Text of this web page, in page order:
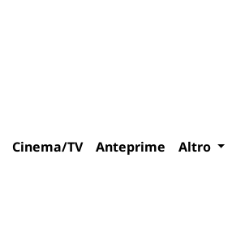
Cinema/TV Anteprime Altro